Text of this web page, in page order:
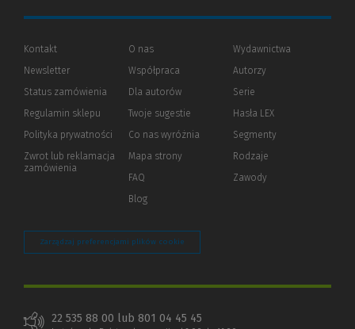
Kontakt
Newsletter
Status zamówienia
Regulamin sklepu
Polityka prywatności (Nowe
(Link
innej
Zwrot lub reklamacja
zamówienia
O nas
Współpraca
Dla autorów(Nowe
(Link
innej
strony)
Twoje sugestie
Co nas wyróżnia
Mapa strony
FAQ
Blog
Wydawnictwa
Autorzy
Serie
Hasła LEX
Segmenty
Rodzaje
Zawody
Zarządzaj preferencjami plików cookie
22 535 88 00 lub 801 04 45 45